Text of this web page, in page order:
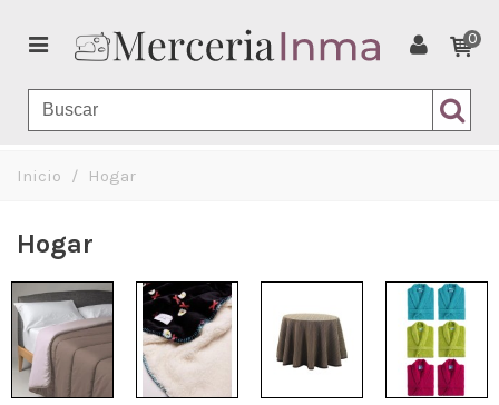
0
Inicio / Hogar
Hogar